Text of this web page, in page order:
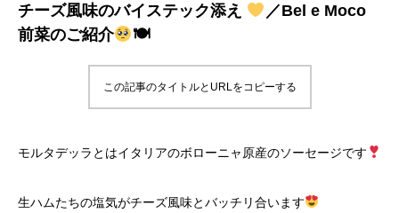
チーズ風味のバイステック添え
／Bel e Moco
前菜のご紹介
🍽
この記事のタイトルとURLをコピーする
モルタデッラとはイタリアのボローニャ原産のソーセージです
生ハムたちの塩気がチーズ風味とバッチリ合います